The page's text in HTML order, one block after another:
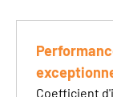
Coefficient